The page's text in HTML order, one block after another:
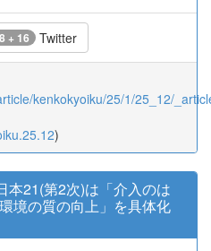
+ 16 Twitter
kenkokyoiku/25/1/25_12/
)
本21(第2次)は「介入のは
境の質の向上」を具体化